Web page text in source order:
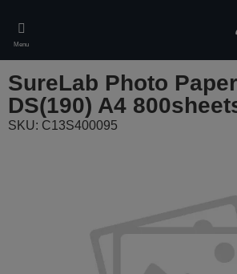
main
content
Menu
SureLab Photo
DS(190) A4
SKU: C13S400095